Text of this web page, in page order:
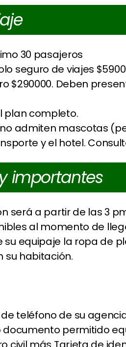
30 pasajeros
seguro de viajes
$290000. Deben
plan completo.
admiten mascotas
y el hotel.
importantes
será a partir de las 3
al momento de
equipaje la ropa de
su habitación.
teléfono de su
permitido